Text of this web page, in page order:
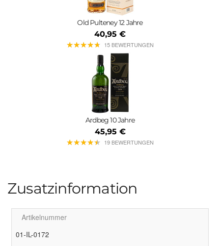
Old Pulteney 12 Jahre
40,95 €
★★★★★
★★★★★ 15 BEWERTUNGEN
Ardbeg 10 Jahre
45,95 €
★★★★★
★★★★★ 19 BEWERTUNGEN
Zusatzinformation
Artikelnummer
01-IL-0172